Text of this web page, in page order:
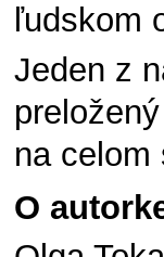
ľudskom
Jeden z
na celom
O